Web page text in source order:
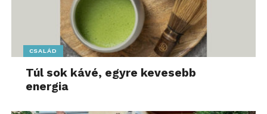
CSALÁD
Túl sok kávé, egyre kevesebb
energia